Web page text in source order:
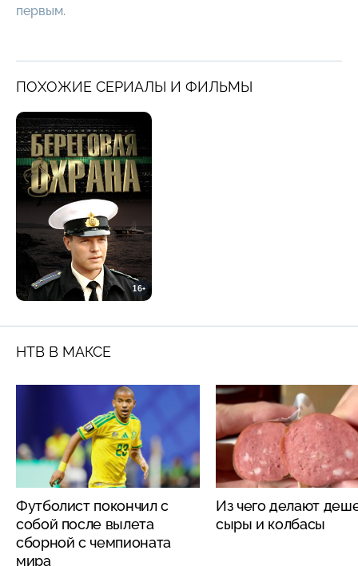
первым.
ПОХОЖИЕ СЕРИАЛЫ И ФИЛЬМЫ
16+
НТВ В МАКСЕ
Футболист покончил с
собой после вылета
сборной с чемпионата
мира
Из чего делают
сыры и колбасы